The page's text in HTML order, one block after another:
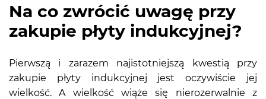
Na co zwrócić uwagę przy
zakupie płyty indukcyjnej?
Pierwszą i zarazem najistotniejszą kwestią przy
zakupie płyty indukcyjnej jest oczywiście jej
wielkość. A wielkość wiąże się nierozerwalnie z